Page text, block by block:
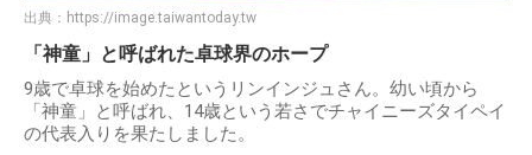
出典： https://image.taiwantoday.tw
「神童」と呼ばれた卓球界のホープ
9歳で卓球を始めたというリンインジュさん。幼い頃から
「神童」と呼ばれ、14歳という若さでチャイニーズタイペイ
の代表入りを果たしました。